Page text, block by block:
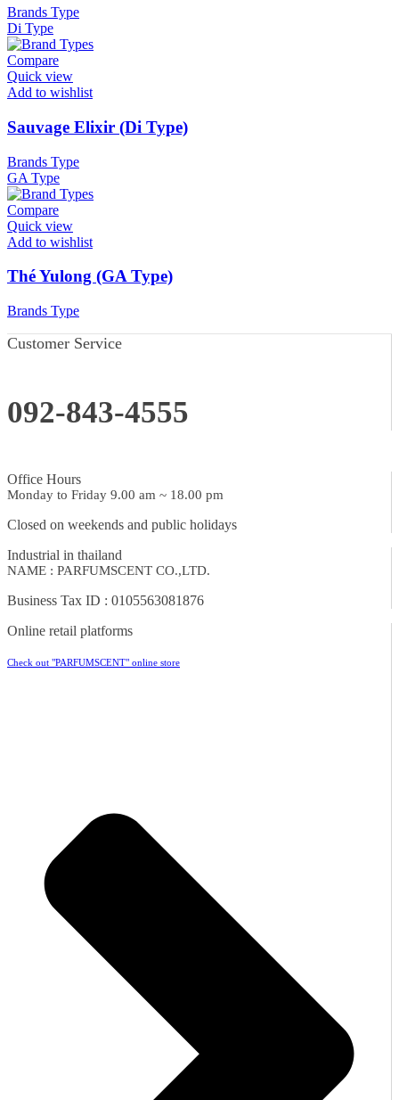
Brands Type
Di Type
Compare
Quick view
Add to wishlist
Sauvage Elixir (Di Type)
Brands Type
GA Type
Compare
Quick view
Add to wishlist
Thé Yulong (GA Type)
Brands Type
Customer Service
092-843-4555
Office Hours
Monday to Friday 9.00 am ~ 18.00 pm
Closed on weekends and public holidays
Industrial in thailand
NAME : PARFUMSCENT CO.,LTD.
Business Tax ID : 0105563081876
Online retail platforms
Check out "PARFUMSCENT" online store